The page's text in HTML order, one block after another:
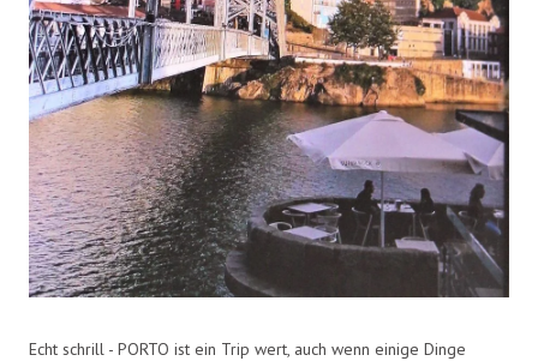
Echt schrill - PORTO ist ein Trip wert, auch wenn einige Dinge